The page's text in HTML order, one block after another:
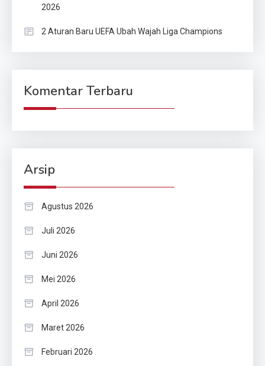
2026
2 Aturan Baru UEFA Ubah Wajah Liga Champions
Komentar Terbaru
Arsip
Agustus 2026
Juli 2026
Juni 2026
Mei 2026
April 2026
Maret 2026
Februari 2026